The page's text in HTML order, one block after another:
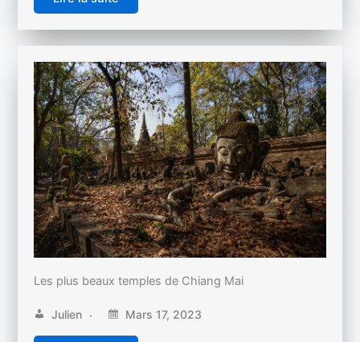
Les plus beaux temples de Chiang Mai
Julien Mars 17, 2023